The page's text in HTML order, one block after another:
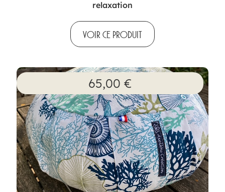
relaxation
VOIR CE PRODUIT
65,00 €